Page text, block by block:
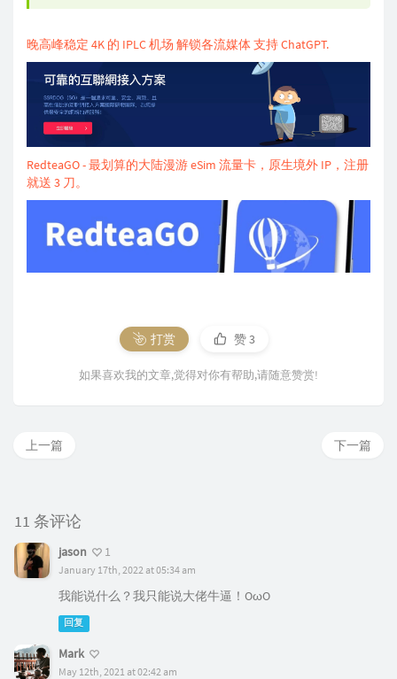
晚高峰稳定 4K 的 IPLC 机场 解锁各流媒体 支持 ChatGPT.
RedteaGO - 最划算的大陆漫游 eSim 流量卡，原生境外 IP，注册
就送 3 刀。
打赏 赞3
如果喜欢我的文章,觉得对你有帮助,请随意赞赏!
下一篇
上一篇
11 条评论
jason 1
January 17th, 2022 at 05:34 am
我能说什么？我只能说大佬牛逼！OωO
回复
Mark
May 12th, 2021 at 02:42 am